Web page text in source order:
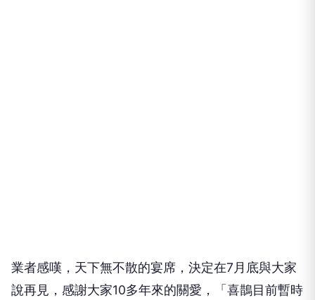
業者感嘆，天下無不散的宴席，決定在7月底與大家
說再見，感謝大家10多年來的關愛，「喜鵲目前暫時